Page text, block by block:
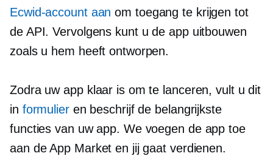
Ecwid-account aan om toegang te krijgen tot
de API. Vervolgens kunt u de app uitbouwen
zoals u hem heeft ontworpen.
Zodra uw app klaar is om te lanceren, vult u dit
in formulieren beschrijf de belangrijkste
functies van uw app. We voegen de app toe
aan de App Market en jij gaat verdienen.